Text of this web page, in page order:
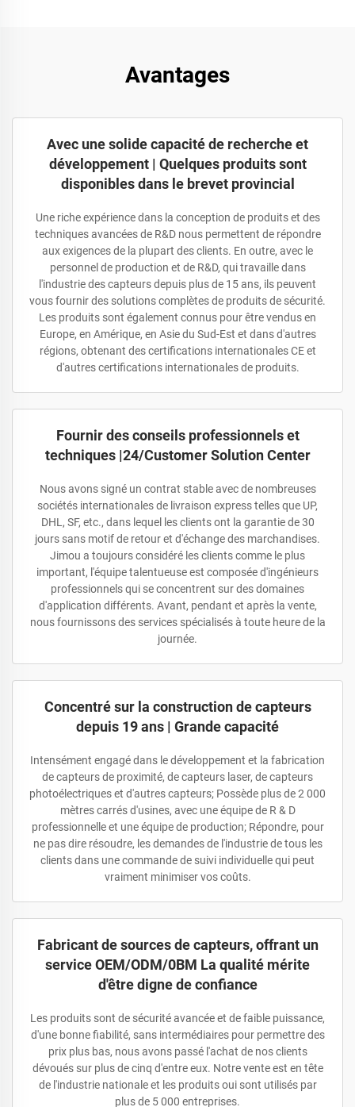
Avantages
Avec une solide capacité de recherche et
développement | Quelques produits sont
disponibles dans le brevet provincial
Une riche expérience dans la conception de produits et des
techniques avancées de R&D nous permettent de répondre
aux exigences de la plupart des clients. En outre, avec le
personnel de production et de R&D, qui travaille dans
l'industrie des capteurs depuis plus de 15 ans, ils peuvent
vous fournir des solutions complètes de produits de sécurité.
Les produits sont également connus pour être vendus en
Europe, en Amérique, en Asie du Sud-Est et dans d'autres
régions, obtenant des certifications internationales CE et
d'autres certifications internationales de produits.
Fournir des conseils professionnels et
techniques |24/Customer Solution Center
Nous avons signé un contrat stable avec de nombreuses
sociétés internationales de livraison express telles que UP,
DHL, SF, etc., dans lequel les clients ont la garantie de 30
jours sans motif de retour et d'échange des marchandises.
Jimou a toujours considéré les clients comme le plus
important, l'équipe talentueuse est composée d'ingénieurs
professionnels qui se concentrent sur des domaines
d'application différents. Avant, pendant et après la vente,
nous fournissons des services spécialisés à toute heure de la
journée.
Concentré sur la construction de capteurs
depuis 19 ans | Grande capacité
Intensément engagé dans le développement et la fabrication
de capteurs de proximité, de capteurs laser, de capteurs
photoélectriques et d'autres capteurs; Possède plus de 2 000
mètres carrés d'usines, avec une équipe de R & D
professionnelle et une équipe de production; Répondre, pour
ne pas dire résoudre, les demandes de l'industrie de tous les
clients dans une commande de suivi individuelle qui peut
vraiment minimiser vos coûts.
Fabricant de sources de capteurs, offrant un
service OEM/ODM/0BM La qualité mérite
d'être digne de confiance
Les produits sont de sécurité avancée et de faible puissance,
d'une bonne fiabilité, sans intermédiaires pour permettre des
prix plus bas, nous avons passé l'achat de nos clients
dévoués sur plus de cinq d'entre eux. Notre vente est en tête
de l'industrie nationale et les produits oui sont utilisés par
plus de 5 000 entreprises.